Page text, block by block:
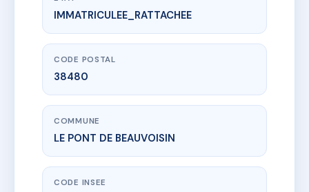
www.vme.plus/AC4282760
9 RUE GAMBETTA
1 pl des anciennes casernes
38480 LE PONT DE BEAUVOISIN
IMMATRICULEE_RATTACHEE
CODE POSTAL
38480
COMMUNE
LE PONT DE BEAUVOISIN
CODE INSEE